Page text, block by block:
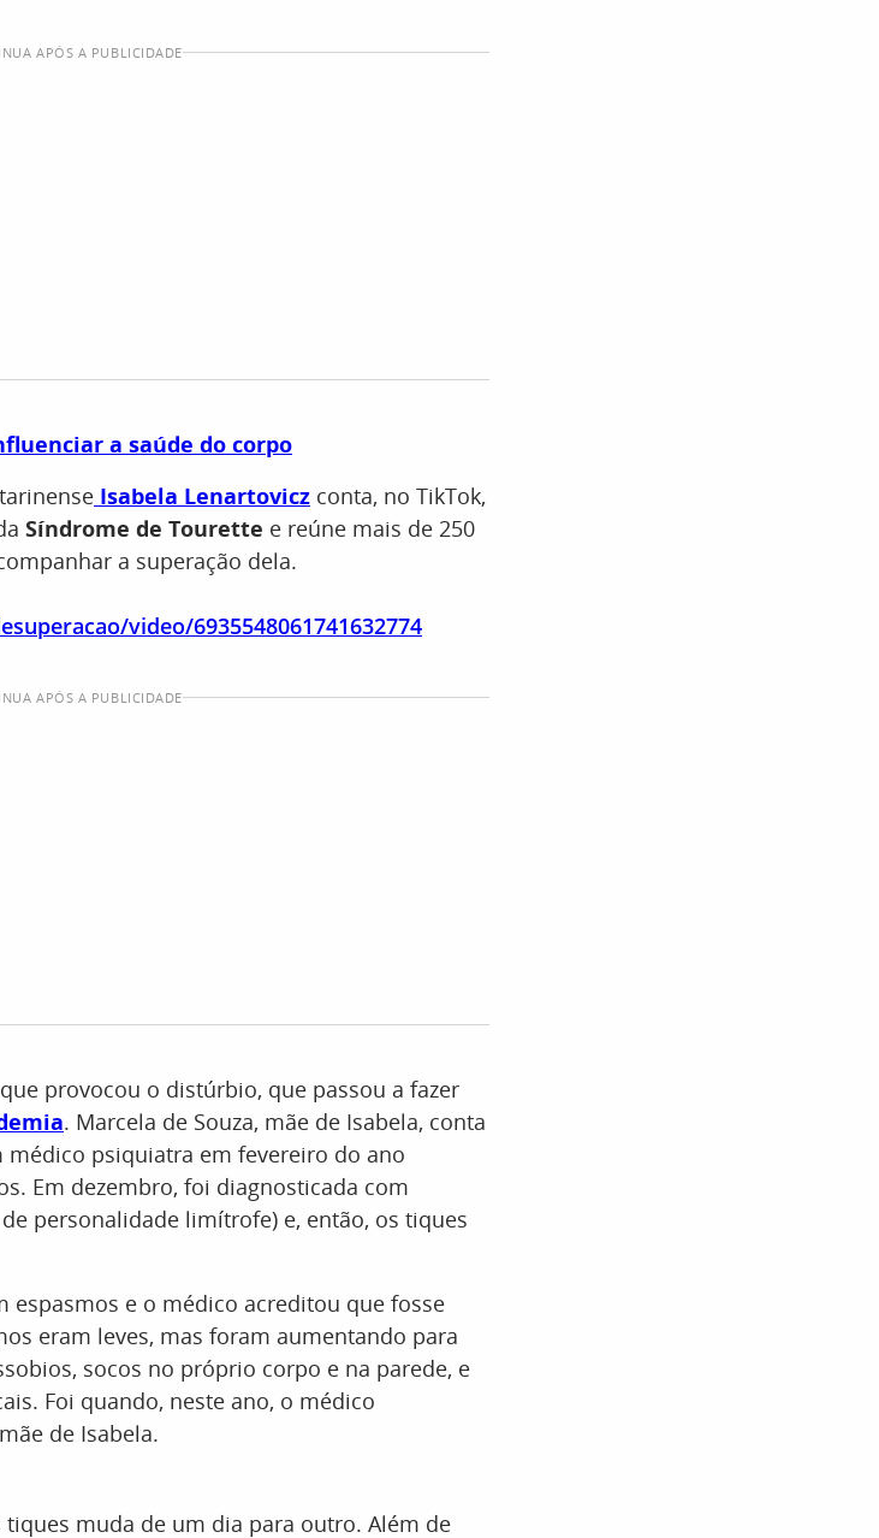
APÓS A PUBLICIDADE
a saúde do corpo
Isabela Lenartovicz conta, no TikTok,
Síndrome de Tourette e reúne mais de 250
a superação dela.
video/6935548061741632774
APÓS A PUBLICIDADE
provocou o distúrbio, que passou a fazer
. Marcela de Souza, mãe de Isabela, conta
psiquiatra em fevereiro do ano
Em dezembro, foi diagnosticada com
personalidade limítrofe) e, então, os tiques
e o médico acreditou que fosse
eram leves, mas foram aumentando para
socos no próprio corpo e na parede, e
Foi quando, neste ano, o médico
de Isabela.
muda de um dia para outro. Além de